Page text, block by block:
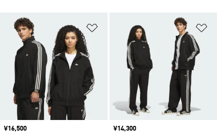
ほしいものリストに追加
価格
¥16,500
価格
¥14,300